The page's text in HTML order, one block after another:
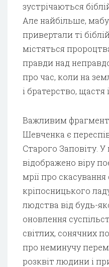
зустрічаються
Але найбільше,
привертали ті
містяться
правди над
про час, коли на
і братерство, щастя
Важливим
Шевченка є
Старого Заповіту.
відображено віру
мрії про
кріпосницького
людства від будь-
оновлення
світлих, сонячних
про неминучу
розквіт людини і